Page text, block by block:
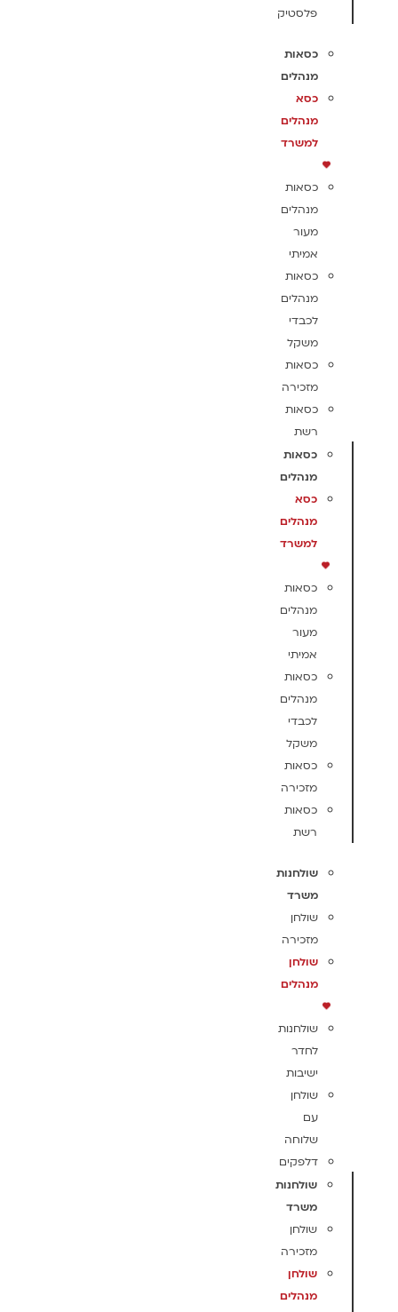
פלסטיק
כסאות
מנהלים
כסא
מנהלים
למשרד
כסאות
מנהלים
מעור
אמיתי
כסאות
מנהלים
לכבדי
משקל
כסאות
מזכירה
כסאות
רשת
כסאות
מנהלים
כסא
מנהלים
למשרד
כסאות
מנהלים
מעור
אמיתי
כסאות
מנהלים
לכבדי
משקל
כסאות
מזכירה
כסאות
רשת
שולחנות
משרד
שולחן
מזכירה
שולחן
מנהלים
שולחנות
לחדר
ישיבות
שולחן
עם
שלוחה
דלפקים
שולחנות
משרד
שולחן
מזכירה
שולחן
מנהלים